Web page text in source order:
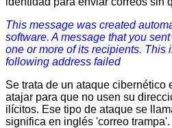
This message was created
software. A message that you
one or more ofits recipients. This
following address failed
Se trata de un ataque cibernético
atajar para que no usen su
ilícitos. Ese tipo de ataque se
significa en inglés 'correo trampa'.